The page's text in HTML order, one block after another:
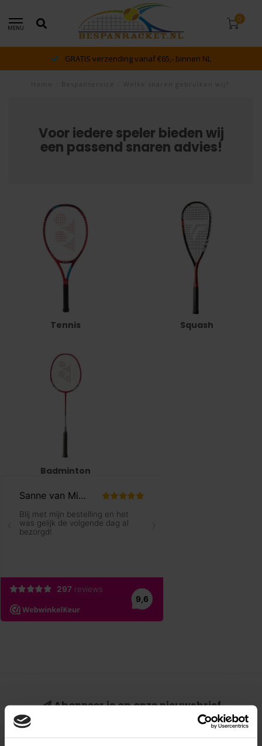
MENU
0
GRATIS verzending vanaf €65,- binnen NL
Voor iedere speler bieden wij
een passend snaren advies!
Tennis Squash
Badminton
Abonneer je op onze nieuwsbrief
Blijf op de hoogte van alle acties die wij je aanbieden!